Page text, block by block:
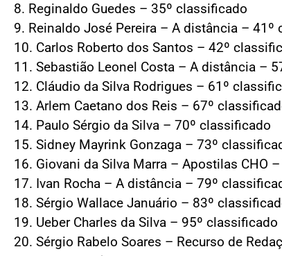
8. Reginaldo Guedes – 35º classificado
9. Reinaldo José Pereira – A distância – 41º
10. Carlos Roberto dos Santos – 42º
11. Sebastião Leonel Costa – A distância –
12. Cláudio da Silva Rodrigues – 61º
13. Arlem Caetano dos Reis – 67º
14. Paulo Sérgio da Silva – 70º classificado
15. Sidney Mayrink Gonzaga – 73º
16. Giovani da Silva Marra – Apostilas CHO
17. Ivan Rocha – A distância – 79º
18. Sérgio Wallace Januário – 83º
19. Ueber Charles da Silva – 95º classificado
20. Sérgio Rabelo Soares – Recurso de